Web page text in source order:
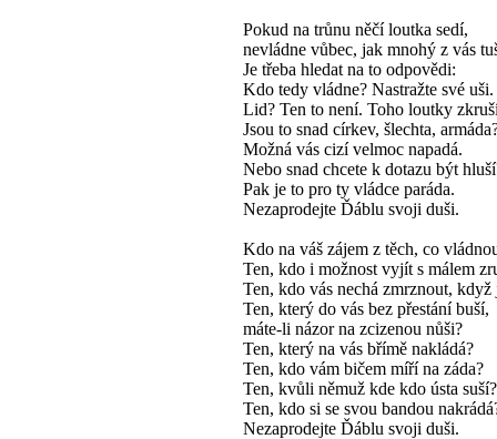
Pokud na trůnu něčí loutka sedí,
nevládne vůbec, jak mnohý z vás
Je třeba hledat na to odpovědi:
Kdo tedy vládne? Nastražte své uši.
Lid? Ten to není. Toho loutky
Jsou to snad církev, šlechta,
Možná vás cizí velmoc napadá.
Nebo snad chcete k dotazu být
Pak je to pro ty vládce paráda.
Nezaprodejte Ďáblu svoji duši.
Kdo na váš zájem z těch, co
Ten, kdo i možnost vyjít s málem
Ten, kdo vás nechá zmrznout, když
Ten, který do vás bez přestání buší,
máte-li názor na zcizenou nůši?
Ten, který na vás břímě nakládá?
Ten, kdo vám bičem míří na záda?
Ten, kvůli němuž kde kdo ústa suší?
Ten, kdo si se svou bandou
Nezaprodejte Ďáblu svoji duši.